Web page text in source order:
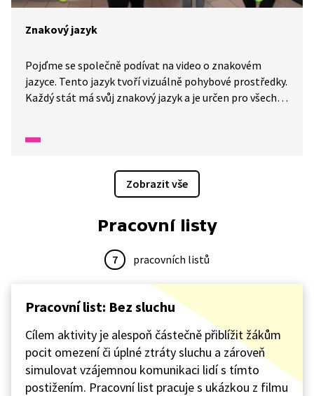
Znakový jazyk
Pojďme se společně podívat na video o znakovém
jazyce. Tento jazyk tvoří vizuálně pohybové prostředky.
Každý stát má svůj znakový jazyk a je určen pro všechny
o znakovém jazyce pochází už ze 7. století?
Zobrazit vše
Pracovní listy
7 pracovních listů
Pracovní list: Bez sluchu
Cílem aktivity je alespoň částečně přiblížit žákům
pocit omezení či úplné ztráty sluchu a zároveň
simulovat vzájemnou komunikaci lidí s tímto
postižením. Pracovní list pracuje s ukázkou z filmu